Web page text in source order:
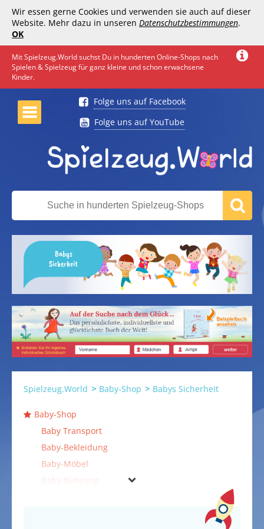
Wir essen gerne Cookies und verwenden sie auch auf dieser
Website. Mehr dazu in unseren Datenschutzbestimmungen.
OK
Mit Spielzeug.World suchst Du in hunderten Online-Shops nach
Spielen & Spielzeug für ganz kleine und schon erwachsene
Kinder.
Folge uns auf Facebook
Folge uns auf YouTube
Babys
Sicherheit
Spielzeug.World Baby-Shop Babys Sicherheit
Baby-Shop
Baby Transport
Baby-Bekleidung
Baby-Möbel
Baby-Nahrung